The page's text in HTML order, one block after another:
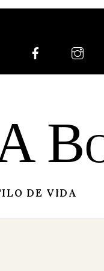
DE VIDA